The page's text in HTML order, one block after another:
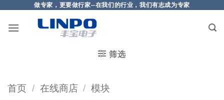
做专家，更要做行家--在我们的行业，我们有志成为专家
筛选
首页 / 在线商店 / 模块